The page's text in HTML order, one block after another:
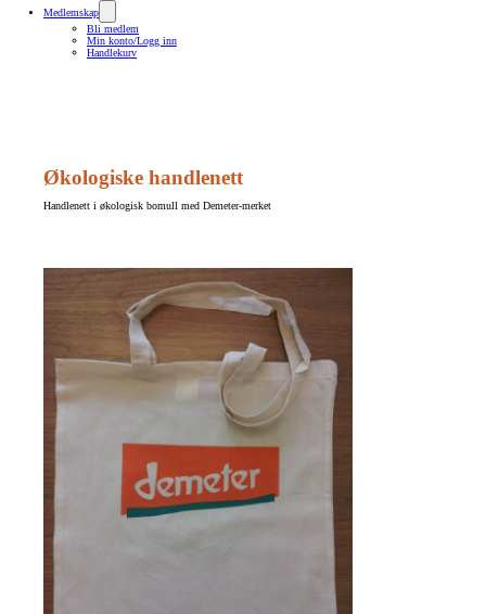
Medlemskap
Bli medlem
Min konto/Logg inn
Handlekurv
Økologiske handlenett
Handlenett i økologisk bomull med Demeter-merket